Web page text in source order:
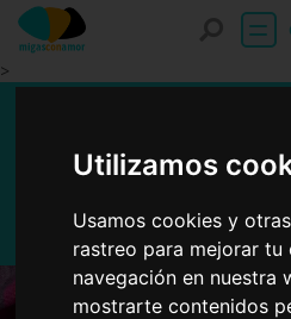
Utilizamos
Usamos cookies y
rastreo para mejorar tu
navegación en nuestra
mostrarte contenidos
>